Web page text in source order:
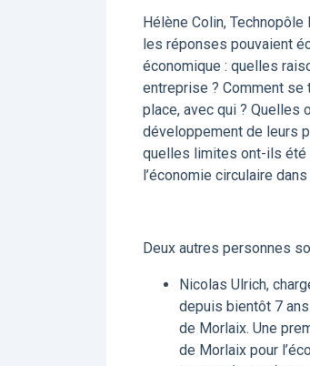
Hélène Colin,
les réponses pouvaient
économique : quelles
entreprise ? Comment se
place, avec qui ? Quelles
développement de leurs
quelles limites ont-ils été
l’économie circulaire
Deux autres personnes
Nicolas Ulrich,
depuis bientôt 7
de Morlaix. Une
de Morlaix pour